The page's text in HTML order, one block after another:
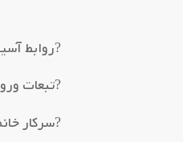
?روابط
?تبعات
?سرکار